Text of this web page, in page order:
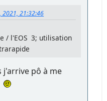
2021, 21:32:46
/ l'EOS 3; utilisation
j'arrive pô à me